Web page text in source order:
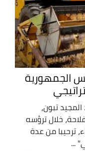
الجمهورية
تبون،
خلال ترؤسه
ترحيبا من عدة